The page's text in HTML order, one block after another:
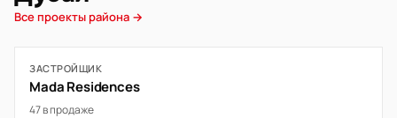
Все проекты района →
ЗАСТРОЙЩИК
Mada Residences
47 в продаже